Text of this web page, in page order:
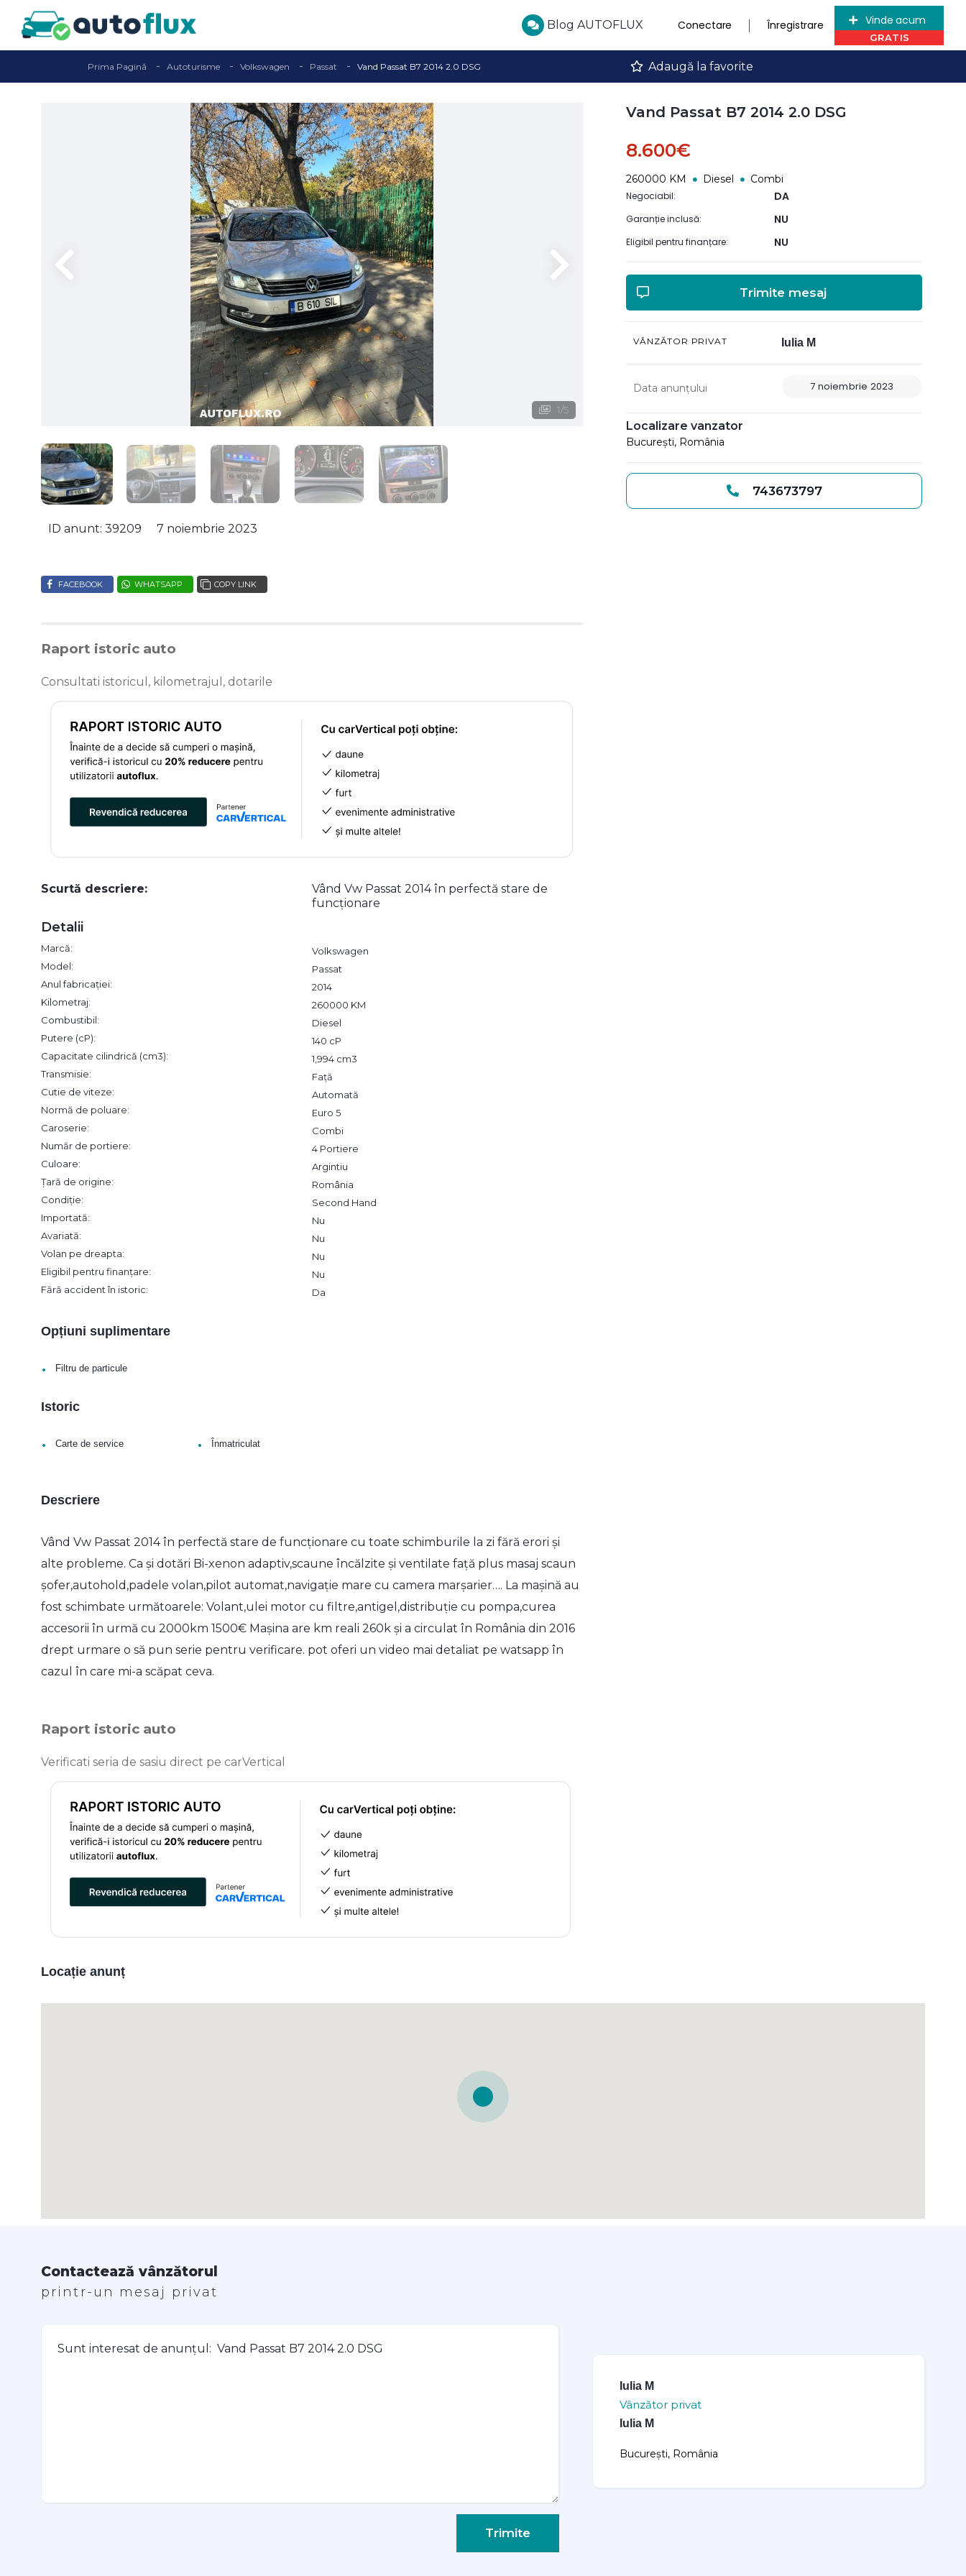
Blog AUTOFLUX Conectare Înregistrare Vinde acum
Prima Pagină Autoturisme Volkswagen Passat Vand Passat B7 2014 2.0 DSG Adaugă la favorite
1/5
ID anunt: 39209 7 noiembrie 2023
FACEBOOK WHATSAPP COPY LINK
Raport istoric auto
Consultati istoricul, kilometrajul, dotarile
Scurtă descriere:
Vând Vw Passat 2014 în perfectă stare de
funcționare
Detalii
Marcă:
Volkswagen
Model:
Passat
Anul fabricației:
2014
Kilometraj:
260000 KM
Combustibil:
Diesel
Putere (cP):
140 cP
Capacitate cilindrică (cm3):
1,994 cm3
Transmisie:
Față
Cutie de viteze:
Automată
Normă de poluare:
Euro 5
Caroserie:
Combi
Număr de portiere:
4 Portiere
Culoare:
Argintiu
Țară de origine:
România
Condiție:
Second Hand
Importată:
Nu
Avariată:
Nu
Volan pe dreapta:
Nu
Eligibil pentru finanțare:
Nu
Fără accident în istoric:
Da
Opțiuni suplimentare
• Filtru de particule
Istoric
• Carte de service • Înmatriculat
Descriere
Vând Vw Passat 2014 în perfectă stare de funcționare cu toate schimburile la zi fără erori și
alte probleme. Ca și dotări Bi-xenon adaptiv,scaune încălzite și ventilate față plus masaj scaun
șofer,autohold,padele volan,pilot automat,navigație mare cu camera marșarier…. La mașină au
fost schimbate următoarele: Volant,ulei motor cu filtre,antigel,distribuție cu pompa,curea
accesorii în urmă cu 2000km 1500€ Mașina are km reali 260k și a circulat în România din 2016
drept urmare o să pun serie pentru verificare. pot oferi un video mai detaliat pe watsapp în
cazul în care mi-a scăpat ceva.
Vand Passat B7 2014 2.0 DSG
8.600€
260000 KM Diesel Combi
Negociabil: DA
Garanție inclusă: NU
Eligibil pentru finanțare: NU
Trimite mesaj
VÂNZĂTOR PRIVAT Iulia M
Data anunțului 7 noiembrie 2023
Localizare vanzator
București, România
743673797
Raport istoric auto
Verificati seria de sasiu direct pe carVertical
Locație anunț
Contactează vânzătorul
printr-un mesaj privat
Trimite
Iulia M
Vânzător privat
Iulia M
București, România